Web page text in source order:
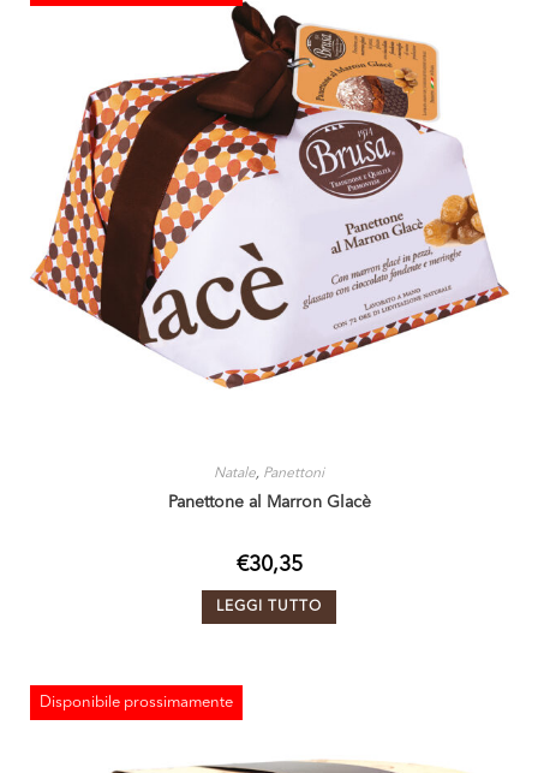
Natale, Panettoni
Panettone al Marron Glacè
€30,35
LEGGI TUTTO
Disponibile prossimamente
ESAURITO